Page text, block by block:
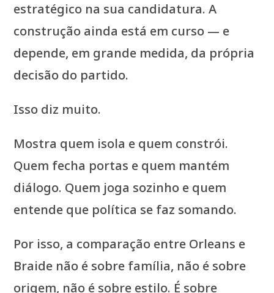
estratégico na sua candidatura. A
construção ainda está em curso — e
depende, em grande medida, da própria
decisão do partido.
Isso diz muito.
Mostra quem isola e quem constrói.
Quem fecha portas e quem mantém
diálogo. Quem joga sozinho e quem
entende que política se faz somando.
Por isso, a comparação entre Orleans e
Braide não é sobre família, não é sobre
origem, não é sobre estilo. É sobre